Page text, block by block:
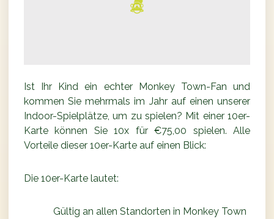
Ist Ihr Kind ein echter Monkey Town-Fan und
kommen Sie mehrmals im Jahr auf einen unserer
Indoor-Spielplätze, um zu spielen? Mit einer 10er-
Karte können Sie 10x für €75,00 spielen. Alle
Vorteile dieser 10er-Karte auf einen Blick:
Die 10er-Karte lautet:
Gültig an allen Standorten in Monkey Town